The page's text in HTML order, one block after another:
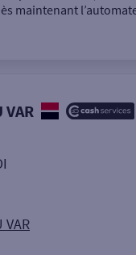
de billets €
maintenant
VAR
VAR